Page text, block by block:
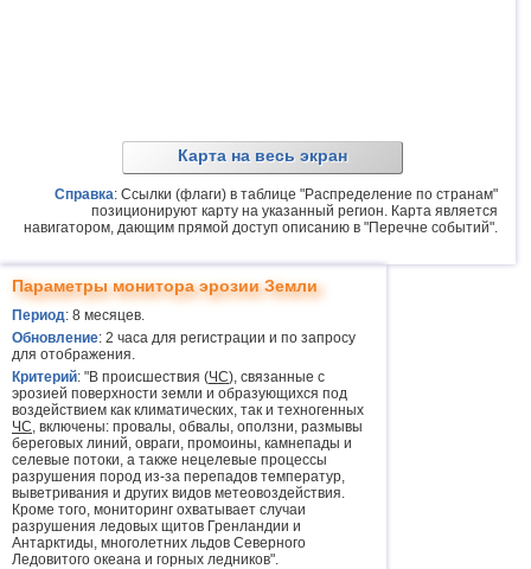
Карта на весь экран
Справка: Ссылки (флаги) в таблице "Распределение по странам"
позиционируют карту на указанный регион. Карта является
навигатором, дающим прямой доступ описанию в "Перечне событий".
Параметры монитора эрозии Земли
Период: 8 месяцев.
Обновление: 2 часа для регистрации и по запросу
для отображения.
Критерий: "В происшествия (ЧС), связанные с
эрозией поверхности земли и образующихся под
воздействием как климатических, так и техногенных
ЧС, включены: провалы, обвалы, оползни, размывы
береговых линий, овраги, промоины, камнепады и
селевые потоки, а также нецелевые процессы
разрушения пород из-за перепадов температур,
выветривания и других видов метеовоздействия.
Кроме того, мониторинг охватывает случаи
разрушения ледовых щитов Гренландии и
Антарктиды, многолетних льдов Северного
Ледовитого океана и горных ледников".